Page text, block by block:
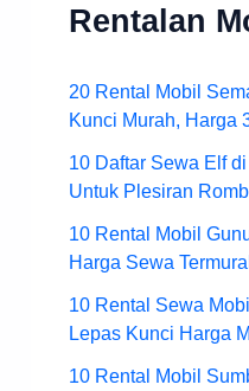
Rentalan
20 Rental Mobil
Kunci Murah, Harga
10 Daftar Sewa Elf
Untuk Plesiran
10 Rental Mobil
Harga Sewa
10 Rental Sewa
Lepas Kunci Harga
10 Rental Mobil